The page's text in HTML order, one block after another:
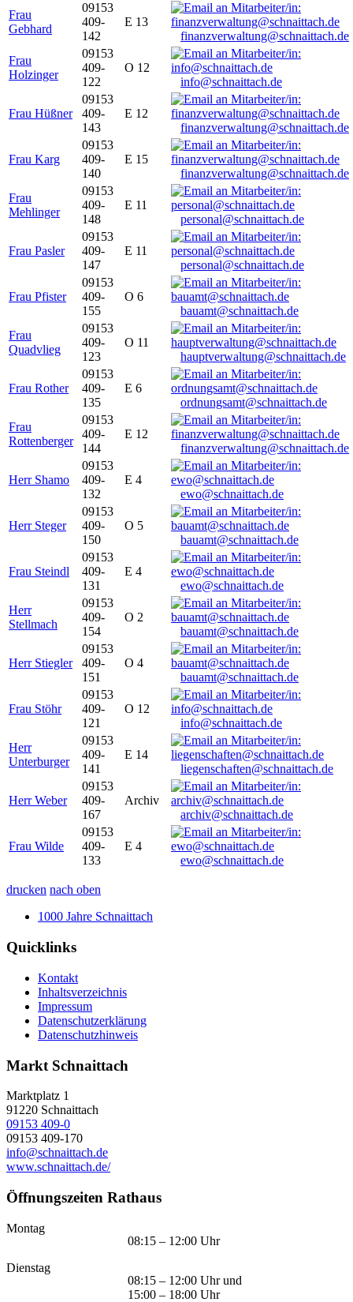
Frau
Gebhard
09153
409-
142
E 13
finanzverwaltung@schnaittach.de
Frau
Holzinger
09153
409-
122
O 12
info@schnaittach.de
Frau Hüßner
09153
409-
143
E 12
finanzverwaltung@schnaittach.de
Frau Karg
09153
409-
140
E 15
finanzverwaltung@schnaittach.de
Frau
Mehlinger
09153
409-
148
E 11
personal@schnaittach.de
Frau Pasler
09153
409-
147
E 11
personal@schnaittach.de
Frau Pfister
09153
409-
155
O 6
bauamt@schnaittach.de
Frau
Quadvlieg
09153
409-
123
O 11
hauptverwaltung@schnaittach.de
Frau Rother
09153
409-
135
E 6
ordnungsamt@schnaittach.de
Frau
Rottenberger
09153
409-
144
E 12
finanzverwaltung@schnaittach.de
Herr Shamo
09153
409-
132
E 4
ewo@schnaittach.de
Herr Steger
09153
409-
150
O 5
bauamt@schnaittach.de
Frau Steindl
09153
409-
131
E 4
ewo@schnaittach.de
Herr
Stellmach
09153
409-
154
O 2
bauamt@schnaittach.de
Herr Stiegler
09153
409-
151
O 4
bauamt@schnaittach.de
Frau Stöhr
09153
409-
121
O 12
info@schnaittach.de
Herr
Unterburger
09153
409-
141
E 14
liegenschaften@schnaittach.de
Herr Weber
09153
409-
167
Archiv
archiv@schnaittach.de
Frau Wilde
09153
409-
133
E 4
ewo@schnaittach.de
drucken nach oben
1000 Jahre Schnaittach
Quicklinks
Kontakt
Inhaltsverzeichnis
Impressum
Datenschutzerklärung
Datenschutzhinweis
Markt Schnaittach
Marktplatz 1
91220 Schnaittach
09153 409-0
09153 409-170
info@schnaittach.de
www.schnaittach.de/
Öffnungszeiten Rathaus
Montag
08:15 – 12:00 Uhr
Dienstag
08:15 – 12:00 Uhr und
15:00 – 18:00 Uhr